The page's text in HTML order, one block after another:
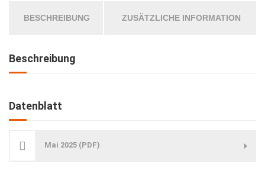
BESCHREIBUNG ZUSÄTZLICHE INFORMATION
Beschreibung
Datenblatt
Mai 2025 (PDF)